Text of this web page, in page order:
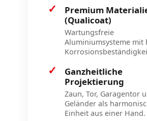
✓
Premium
(Qualicoat)
Wartungsfreie
Aluminiumsysteme mit
✓
Ganzheitliche
Projektierung
Zaun, Tor, Garagentor
Geländer als
Einheit aus einer Hand.